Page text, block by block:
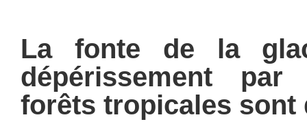
La fonte de la
dépérissement par
forêts tropicales sont